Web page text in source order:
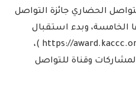
الحضاري جائزة التواصل
2025 في دورتها الخامسة، وبدء استقبال
الترشيحات عبر الموقع ( https://award.kaccc.org.sa )،
وقناة للتواصل